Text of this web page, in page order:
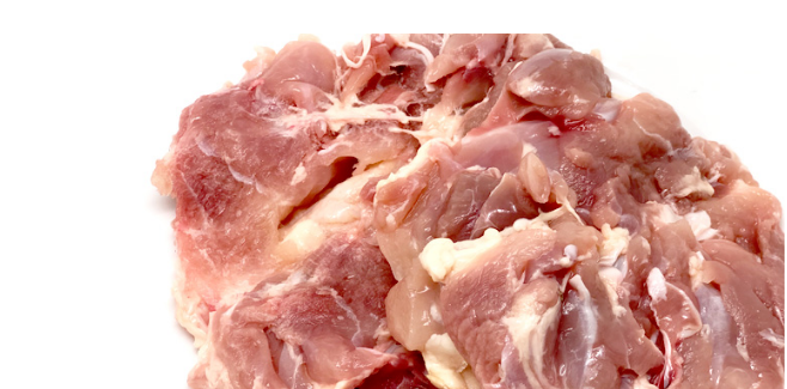
A4,A5 Grade halal wagyu /A4,A5等級ハラール黒毛和牛
Japanese Halal Beef / 国産ハラール牛肉
New Zealand Halal Ocean Beef/ニュージーランド産ハラールオーシ
ャン牛
Japanease Arita Halal Chicken/ありたハラールチキン
Lamb / 子羊肉
Halal Additive-free Sausage / 無添加ハラールソーセージ
Instant Noodle & Curry / インスタントヌードル・カレー
Ramen・Gyoza / ラーメン・ギョーザ
Sausage / ソーセージ
Date / デーツ
Halal Condiment & Seasoning / 調味料